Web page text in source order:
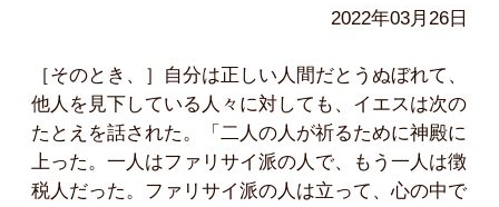
2022年03月26日
［そのとき、］自分は正しい人間だとうぬぼれて、
他人を見下している人々に対しても、イエスは次の
たとえを話された。「二人の人が祈るために神殿に
上った。一人はファリサイ派の人で、もう一人は徴
税人だった。ファリサイ派の人は立って、心の中で